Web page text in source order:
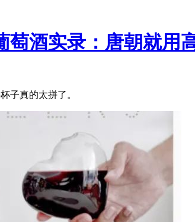
萄酒实录：唐朝就用
子真的太拼了。